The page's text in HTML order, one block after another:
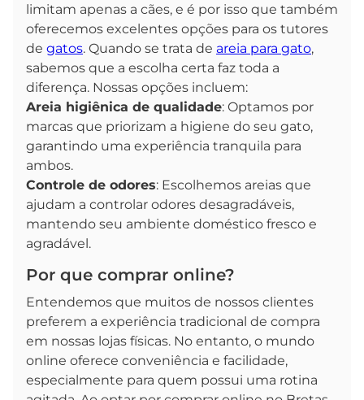
limitam apenas a cães, e é por isso que também
oferecemos excelentes opções para os tutores
de gatos. Quando se trata de areia para gato,
sabemos que a escolha certa faz toda a
diferença. Nossas opções incluem:
Areia higiênica de qualidade: Optamos por
marcas que priorizam a higiene do seu gato,
garantindo uma experiência tranquila para
ambos.
Controle de odores: Escolhemos areias que
ajudam a controlar odores desagradáveis,
mantendo seu ambiente doméstico fresco e
agradável.
Por que comprar online?
Entendemos que muitos de nossos clientes
preferem a experiência tradicional de compra
em nossas lojas físicas. No entanto, o mundo
online oferece conveniência e facilidade,
especialmente para quem possui uma rotina